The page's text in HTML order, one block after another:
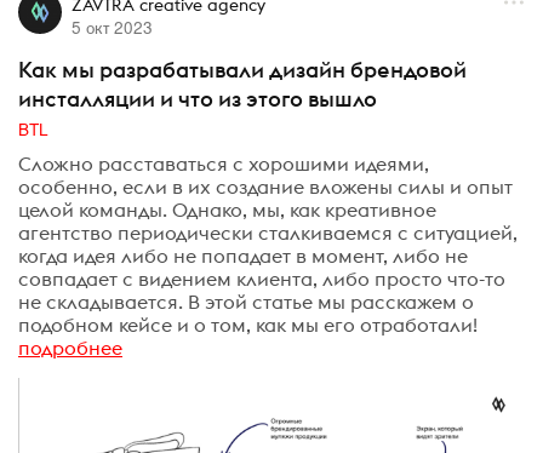
ZAVTRA creative agency
5 окт 2023
Как мы разрабатывали дизайн брендовой
инсталляции и что из этого вышло
BTL
Сложно расставаться с хорошими идеями,
особенно, если в их создание вложены силы и опыт
целой команды. Однако, мы, как креативное
агентство периодически сталкиваемся с ситуацией,
когда идея либо не попадает в момент, либо не
совпадает с видением клиента, либо просто что-то
не складывается. В этой статье мы расскажем о
подобном кейсе и о том, как мы его отработали!
подробнее